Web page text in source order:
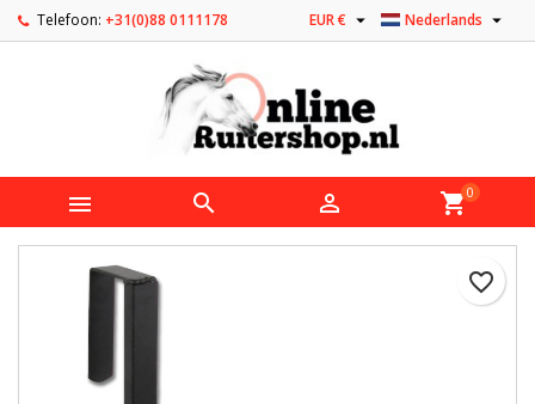
Telefoon: +31(0)88 0111178 Nederlands 
EUR € 
   shopping_cart0
favorite_border